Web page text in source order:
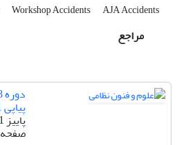
Workshop Accidents AJA Accidents
مراجع
پیاپی 61
پاییز 1401
صفحه